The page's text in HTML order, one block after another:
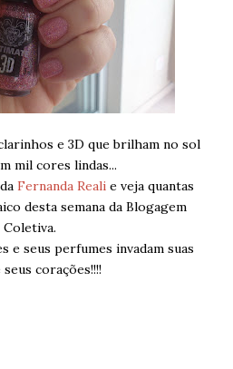
e 3D que brilham no sol
mil cores lindas...
Fernanda Reali e veja quantas
desta semana da Blogagem
Coletiva.
e seus perfumes invadam suas
seus corações!!!!